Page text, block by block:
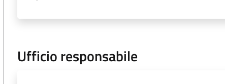
Ufficio responsabile